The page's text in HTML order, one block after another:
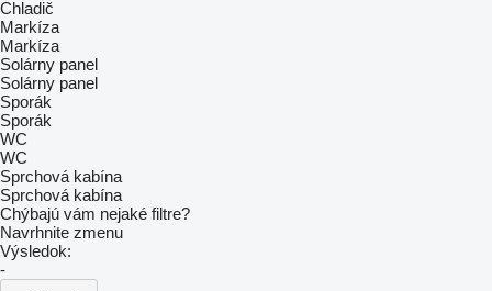
Chladič
Markíza
Markíza
Solárny panel
Solárny panel
Sporák
Sporák
WC
WC
Sprchová kabína
Sprchová kabína
Chýbajú vám nejaké filtre?
Navrhnite zmenu
Výsledok:
-